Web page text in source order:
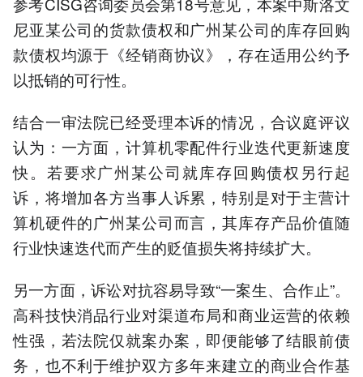
尼亚某公司的货款债权和广州某公司的库存回购
款债权均源于《经销商协议》，存在适用公约予
以抵销的可行性。
结合一审法院已经受理本诉的情况，合议庭评议
认为：一方面，计算机零配件行业迭代更新速度
快。若要求广州某公司就库存回购债权另行起
诉，将增加各方当事人诉累，特别是对于主营计
算机硬件的广州某公司而言，其库存产品价值随
行业快速迭代而产生的贬值损失将持续扩大。
另一方面，诉讼对抗容易导致“一案生、合作止”。
高科技快消品行业对渠道布局和商业运营的依赖
性强，若法院仅就案办案，即便能够了结眼前债
务，也不利于维护双方多年来建立的商业合作基